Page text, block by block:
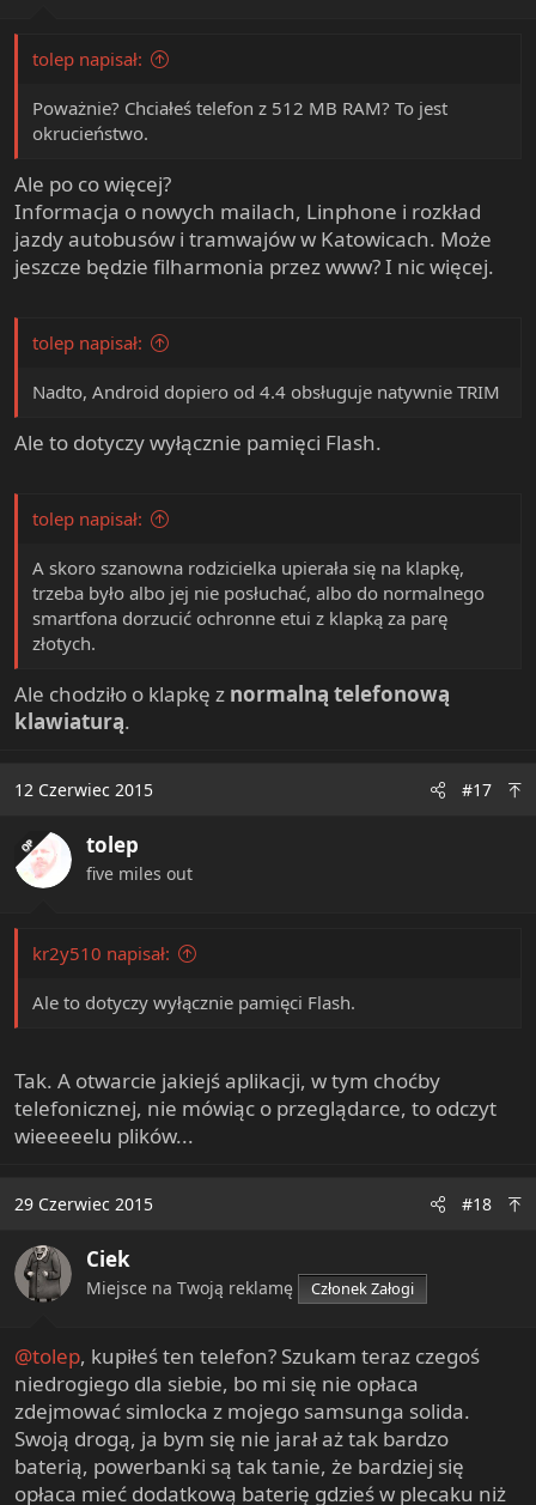
tolep napisał:
Poważnie? Chciałeś telefon z 512 MB RAM? To jest
okrucieństwo.
Ale po co więcej?
Informacja o nowych mailach, Linphone i rozkład
jazdy autobusów i tramwajów w Katowicach. Może
jeszcze będzie filharmonia przez www? I nic więcej.
tolep napisał:
Nadto, Android dopiero od 4.4 obsługuje natywnie TRIM
Ale to dotyczy wyłącznie pamięci Flash.
tolep napisał:
A skoro szanowna rodzicielka upierała się na klapkę,
trzeba było albo jej nie posłuchać, albo do normalnego
smartfona dorzucić ochronne etui z klapką za parę
złotych.
Ale chodziło o klapkę z normalną telefonową
klawiaturą.
12 Czerwiec 2015 #17
OP tolep
five miles out
kr2y510 napisał:
Ale to dotyczy wyłącznie pamięci Flash.
Tak. A otwarcie jakiejś aplikacji, w tym choćby
telefonicznej, nie mówiąc o przeglądarce, to odczyt
wieeeeelu plików...
29 Czerwiec 2015 #18
Ciek
Miejsce na Twoją reklamę Członek Załogi
@tolep, kupiłeś ten telefon? Szukam teraz czegoś
niedrogiego dla siebie, bo mi się nie opłaca
zdejmować simlocka z mojego samsunga solida.
Swoją drogą, ja bym się nie jarał aż tak bardzo
baterią, powerbanki są tak tanie, że bardziej się
opłaca mieć dodatkową baterię gdzieś w plecaku niż